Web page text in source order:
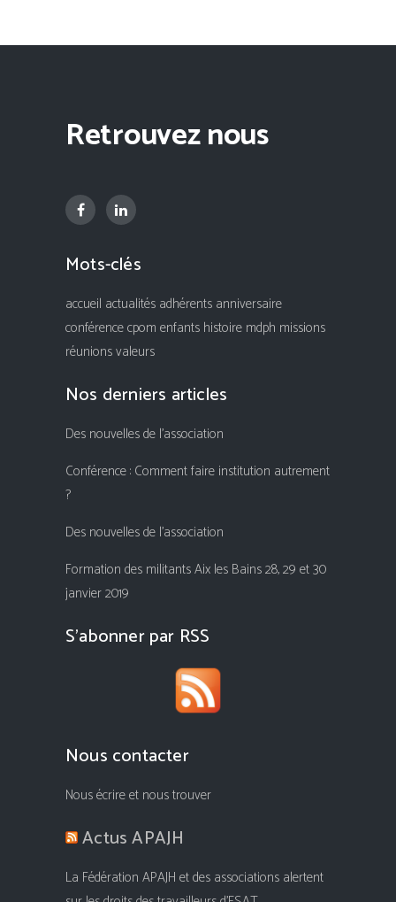
Retrouvez nous
Mots-clés
accueil actualités adhérents anniversaire
conférencecpom enfants histoire mdph missions
réunionsvaleurs
Nos derniers articles
Des nouvelles de l’association
Conférence : Comment faire institution autrement
?
Des nouvelles de l’association
Formation des militants Aix les Bains 28, 29 et 30
janvier 2019
S’abonner par RSS
Nous contacter
Nous écrire et nous trouver
Actus APAJH
La Fédération APAJH et des associations alertent